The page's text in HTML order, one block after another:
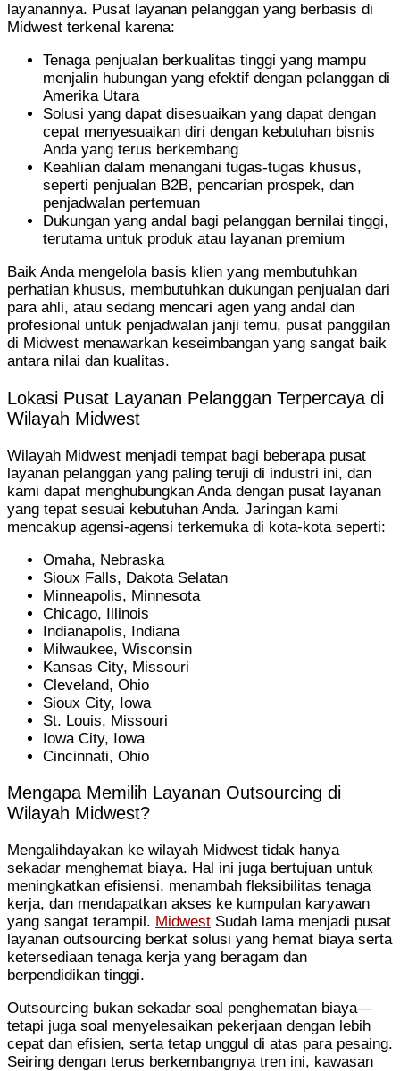
layanannya. Pusat layanan pelanggan yang berbasis di
Midwest terkenal karena:
Tenaga penjualan berkualitas tinggi yang mampu
menjalin hubungan yang efektif dengan pelanggan di
Amerika Utara
Solusi yang dapat disesuaikan yang dapat dengan
cepat menyesuaikan diri dengan kebutuhan bisnis
Anda yang terus berkembang
Keahlian dalam menangani tugas-tugas khusus,
seperti penjualan B2B, pencarian prospek, dan
penjadwalan pertemuan
Dukungan yang andal bagi pelanggan bernilai tinggi,
terutama untuk produk atau layanan premium
Baik Anda mengelola basis klien yang membutuhkan
perhatian khusus, membutuhkan dukungan penjualan dari
para ahli, atau sedang mencari agen yang andal dan
profesional untuk penjadwalan janji temu, pusat panggilan
di Midwest menawarkan keseimbangan yang sangat baik
antara nilai dan kualitas.
Lokasi Pusat Layanan Pelanggan Terpercaya di
Wilayah Midwest
Wilayah Midwest menjadi tempat bagi beberapa pusat
layanan pelanggan yang paling teruji di industri ini, dan
kami dapat menghubungkan Anda dengan pusat layanan
yang tepat sesuai kebutuhan Anda. Jaringan kami
mencakup agensi-agensi terkemuka di kota-kota seperti:
Omaha, Nebraska
Sioux Falls, Dakota Selatan
Minneapolis, Minnesota
Chicago, Illinois
Indianapolis, Indiana
Milwaukee, Wisconsin
Kansas City, Missouri
Cleveland, Ohio
Sioux City, Iowa
St. Louis, Missouri
Iowa City, Iowa
Cincinnati, Ohio
Mengapa Memilih Layanan Outsourcing di
Wilayah Midwest?
Mengalihdayakan ke wilayah Midwest tidak hanya
sekadar menghemat biaya. Hal ini juga bertujuan untuk
meningkatkan efisiensi, menambah fleksibilitas tenaga
kerja, dan mendapatkan akses ke kumpulan karyawan
yang sangat terampil. Midwest Sudah lama menjadi pusat
layanan outsourcing berkat solusi yang hemat biaya serta
ketersediaan tenaga kerja yang beragam dan
berpendidikan tinggi.
Outsourcing bukan sekadar soal penghematan biaya—
tetapi juga soal menyelesaikan pekerjaan dengan lebih
cepat dan efisien, serta tetap unggul di atas para pesaing.
Seiring dengan terus berkembangnya tren ini, kawasan